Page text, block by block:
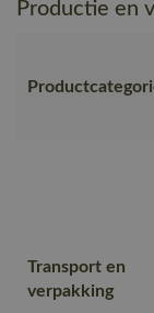
Productie en
Transport en
verpakking